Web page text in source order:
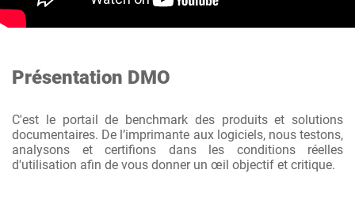
Présentation DMO
C'est le portail de benchmark des produits et solutions
documentaires. De l’imprimante aux logiciels, nous testons,
analysons et certifions dans les conditions réelles
d'utilisation afin de vous donner un œil objectif et critique.